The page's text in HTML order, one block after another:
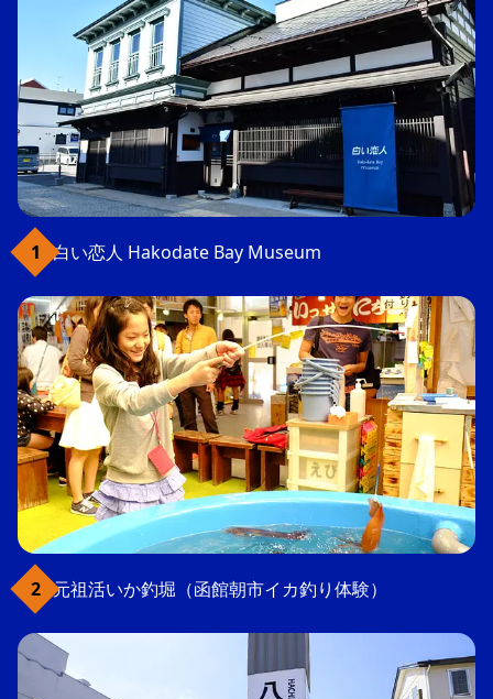
白い恋人 Hakodate Bay Museum
元祖活いか釣堀（函館朝市イカ釣り体験）